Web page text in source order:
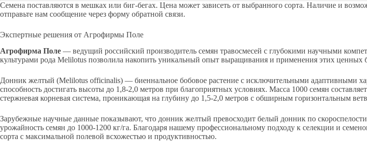
Семена поставляются в мешках или биг-бегах. Цена может зависеть от выбранного сорта. Наличие и
отправьте нам сообщение через форму обратной связи.
Экспертные решения от Агрофирмы Поле
Агрофирма Поле — ведущий российский производитель семян травосмесей с глубокими научными
культурами рода Melilotus позволила накопить уникальный опыт выращивания и применения этих ценных
Донник желтый (Melilotus officinalis) — биеннальное бобовое растение с исключительными адаптивными
способность достигать высоты до 1,8-2,0 метров при благоприятных условиях. Масса 1000 семян
стержневая корневая система, проникающая на глубину до 1,5-2,0 метров с обширным горизонтальным
Зарубежные научные данные показывают, что донник желтый превосходит белый донник по
урожайность семян до 1000-1200 кг/га. Благодаря нашему профессиональному подходу к селекции и
сорта с максимальной полевой всхожестью и продуктивностью.